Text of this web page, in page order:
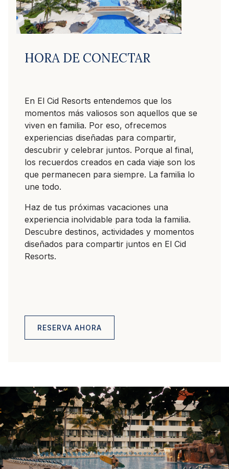
HORA DE CONECTAR
En El Cid Resorts entendemos que los
momentos más valiosos son aquellos que se
viven en familia. Por eso, ofrecemos
experiencias diseñadas para compartir,
descubrir y celebrar juntos. Porque al final,
los recuerdos creados en cada viaje son los
que permanecen para siempre. La familia lo
une todo.
Haz de tus próximas vacaciones una
experiencia inolvidable para toda la familia.
Descubre destinos, actividades y momentos
diseñados para compartir juntos en El Cid
Resorts.
RESERVA AHORA